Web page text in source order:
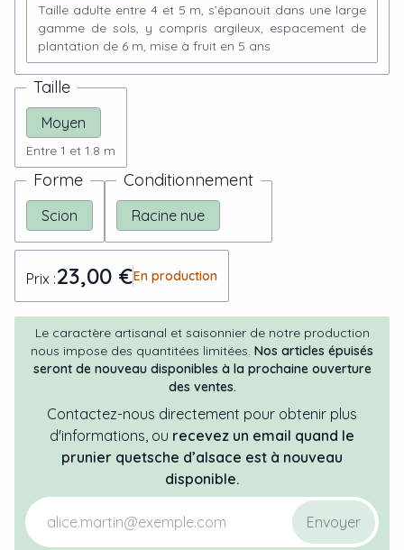
Taille adulte entre 4 et 5 m, s’épanouit dans une large
gamme de sols, y compris argileux, espacement de
plantation de 6 m, mise à fruit en 5 ans
Taille
Moyen
Entre 1 et 1.8 m
Forme
Scion
Conditionnement
Racine nue
Prix :23,00 €En production
Le caractère artisanal et saisonnier de notre production
nous impose des quantitées limitées. Nos articles épuisés
seront de nouveau disponibles à la prochaine ouverture
des ventes.
Contactez-nous directement pour obtenir plus
d'informations, ou recevez un email quand le
prunier quetsche d’alsace est à nouveau
disponible.
Envoyer